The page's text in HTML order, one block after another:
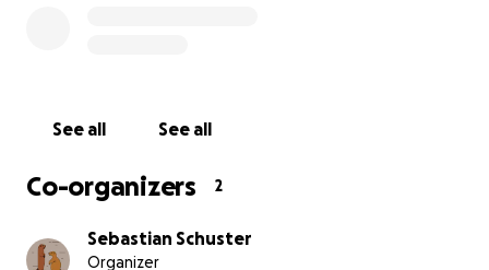
See all See all
Co-organizers 2
Sebastian Schuster
Organizer